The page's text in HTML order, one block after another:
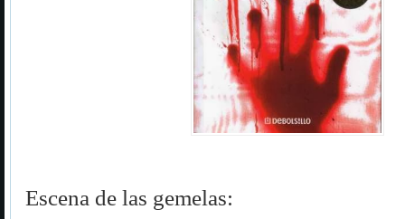
Escena de las gemelas: